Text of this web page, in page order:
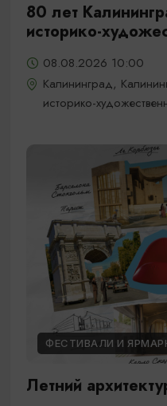
80 лет
историко-
08.08.2026 10:00
Калининград,
историко-
ФЕСТИВАЛИ И
Летний